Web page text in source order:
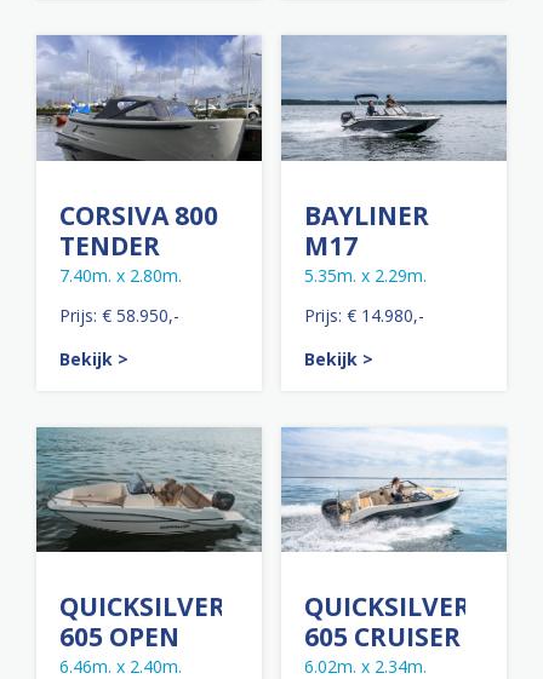
CORSIVA 800
TENDER
7.40m. x 2.80m.
Prijs: € 58.950,-
Bekijk >
BAYLINER
M17
5.35m. x 2.29m.
Prijs: € 14.980,-
Bekijk >
QUICKSILVER
605 OPEN
6.46m. x 2.40m.
QUICKSILVER
605 CRUISER
6.02m. x 2.34m.